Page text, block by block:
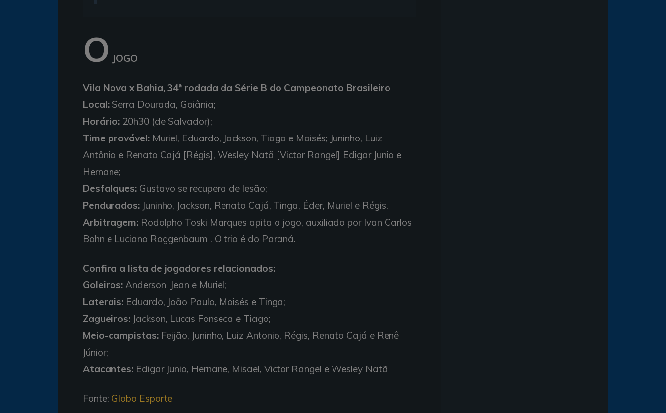
O JOGO
Vila Nova x Bahia, 34ª rodada da Série B do Campeonato Brasileiro
Local: Serra Dourada, Goiânia;
Horário: 20h30 (de Salvador);
Time provável: Muriel, Eduardo, Jackson, Tiago e Moisés; Juninho, Luiz
Antônio e Renato Cajá [Régis], Wesley Natã [Victor Rangel] Edigar Junio e
Hernane;
Desfalques: Gustavo se recupera de lesão;
Pendurados: Juninho, Jackson, Renato Cajá, Tinga, Éder, Muriel e Régis.
Arbitragem: Rodolpho Toski Marques apita o jogo, auxiliado por Ivan Carlos
Bohn e Luciano Roggenbaum . O trio é do Paraná.
Confira a lista de jogadores relacionados:
Goleiros: Anderson, Jean e Muriel;
Laterais: Eduardo, João Paulo, Moisés e Tinga;
Zagueiros: Jackson, Lucas Fonseca e Tiago;
Meio-campistas: Feijão, Juninho, Luiz Antonio, Régis, Renato Cajá e Renê
Júnior;
Atacantes: Edigar Junio, Hernane, Misael, Victor Rangel e Wesley Natã.
Fonte: Globo Esporte